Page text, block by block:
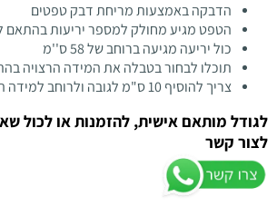
הדבקה באמצעות מריחת דבק טפטים
הטפט מגיע מחולק למספר יריעות בהתאם
כול יריעה מגיעה ברוחב של 58 ס''מ
תוכלו לבחור בטבלה את המידה הרצויה
צריך להוסיף 10 ס"מ לגובה ולרוחב למידה המקורית של הקיר
לגודל מותאם אישית, להזמנות או לכול
לצור קשר